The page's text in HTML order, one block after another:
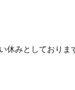
休みとしておりま